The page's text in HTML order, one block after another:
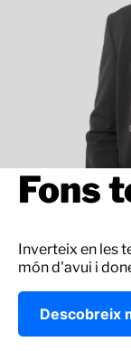
Fons
Inverteix en les
món d'avui i
Descobreix